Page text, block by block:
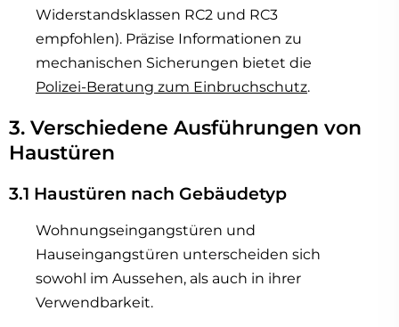
Widerstandsklassen RC2 und RC3
empfohlen). Präzise Informationen zu
mechanischen Sicherungen bietet die
Polizei-Beratung zum Einbruchschutz.
3. Verschiedene Ausführungen von
Haustüren
3.1 Haustüren nach Gebäudetyp
Wohnungseingangstüren und
Hauseingangstüren unterscheiden sich
sowohl im Aussehen, als auch in ihrer
Verwendbarkeit.